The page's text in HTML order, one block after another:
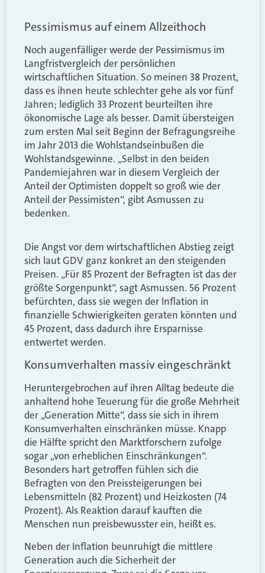
Pessimismus auf einem Allzeithoch
Noch augenfälliger werde der Pessimismus im
Langfristvergleich der persönlichen
wirtschaftlichen Situation. So meinen 38 Prozent,
dass es ihnen heute schlechter gehe als vor fünf
Jahren; lediglich 33 Prozent beurteilten ihre
ökonomische Lage als besser. Damit übersteigen
zum ersten Mal seit Beginn der Befragungsreihe
im Jahr 2013 die Wohlstandseinbußen die
Wohlstandsgewinne. „Selbst in den beiden
Pandemiejahren war in diesem Vergleich der
Anteil der Optimisten doppelt so groß wie der
Anteil der Pessimisten“, gibt Asmussen zu
bedenken.
Die Angst vor dem wirtschaftlichen Abstieg zeigt
sich laut GDV ganz konkret an den steigenden
Preisen. „Für 85 Prozent der Befragten ist das der
größte Sorgenpunkt“, sagt Asmussen. 56 Prozent
befürchten, dass sie wegen der Inflation in
finanzielle Schwierigkeiten geraten könnten und
45 Prozent, dass dadurch ihre Ersparnisse
entwertet werden.
Konsumverhalten massiv eingeschränkt
Heruntergebrochen auf ihren Alltag bedeute die
anhaltend hohe Teuerung für die große Mehrheit
der „Generation Mitte“, dass sie sich in ihrem
Konsumverhalten einschränken müsse. Knapp
die Hälfte spricht den Marktforschern zufolge
sogar „von erheblichen Einschränkungen“.
Besonders hart getroffen fühlen sich die
Befragten von den Preissteigerungen bei
Lebensmitteln (82 Prozent) und Heizkosten (74
Prozent). Als Reaktion darauf kauften die
Menschen nun preisbewusster ein, heißt es.
Neben der Inflation beunruhigt die mittlere
Generation auch die Sicherheit der